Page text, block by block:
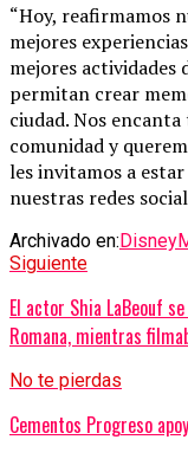
“Hoy, reafirmamos
mejores
mejores
permitan crear
ciudad. Nos
comunidad y
les invitamos a
nuestras redes
Archivado en:Disney
Siguiente
El actor Shia LaBeouf
Romana, mientras
No te pierdas
Cementos Progreso